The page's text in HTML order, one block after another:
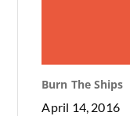
Burn The Ships
April 14, 2016